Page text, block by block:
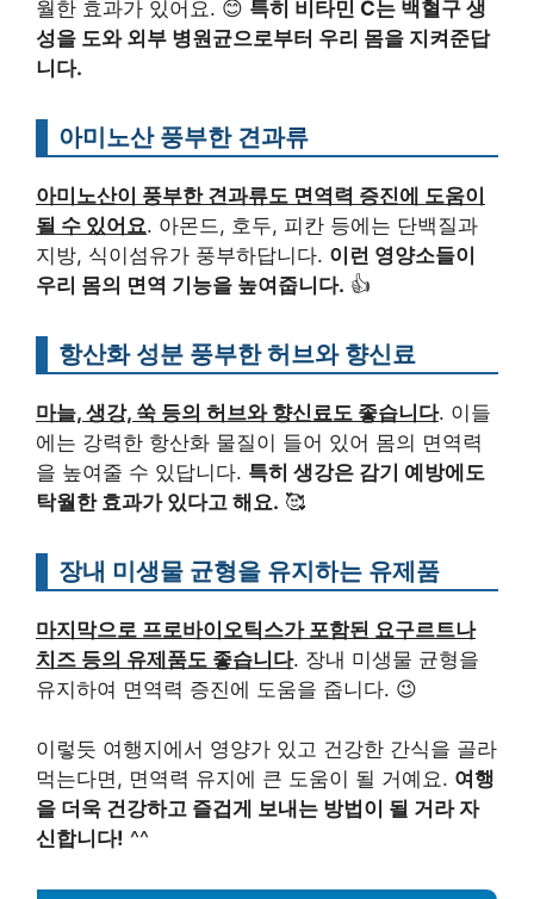
월한 효과가 있어요. 😊 특히 비타민 C는 백혈구 생
성을 도와 외부 병원균으로부터 우리 몸을 지켜준답
니다.
아미노산 풍부한 견과류
아미노산이 풍부한 견과류도 면역력 증진에 도움이
될 수 있어요. 아몬드, 호두, 피칸 등에는 단백질과
지방, 식이섬유가 풍부하답니다. 이런 영양소들이
우리 몸의 면역 기능을 높여줍니다. 👍
항산화 성분 풍부한 허브와 향신료
마늘, 생강, 쑥 등의 허브와 향신료도 좋습니다. 이들
에는 강력한 항산화 물질이 들어 있어 몸의 면역력
을 높여줄 수 있답니다. 특히 생강은 감기 예방에도
탁월한 효과가 있다고 해요. 🥰
장내 미생물 균형을 유지하는 유제품
마지막으로 프로바이오틱스가 포함된 요구르트나
치즈 등의 유제품도 좋습니다. 장내 미생물 균형을
유지하여 면역력 증진에 도움을 줍니다. 😉
이렇듯 여행지에서 영양가 있고 건강한 간식을 골라
먹는다면, 면역력 유지에 큰 도움이 될 거예요. 여행
을 더욱 건강하고 즐겁게 보내는 방법이 될 거라 자
신합니다! ^^